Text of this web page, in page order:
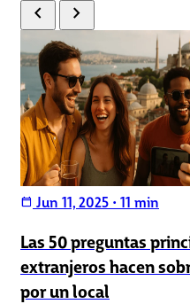
chevron_left chevron_right
calendar_today Jun 11, 2025 • 11 min
Las 50 preguntas
extranjeros hacen
por un local